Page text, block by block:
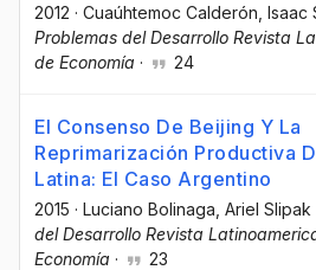
2012 · Cuaúhtemoc Calderón ,
Problemas del Desarrollo Revista
de Economía · 24
El Consenso De Beijing Y La
Reprimarización Productiva
Latina: El Caso Argentino
2015 · Luciano Bolinaga , Ariel Slipak
del Desarrollo Revista
Economía · 23